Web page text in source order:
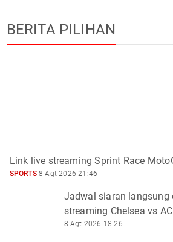
BERITA PILIHAN
Link live streaming Sprint Race
SPORTS8 Agt 2026 21:46
Jadwal siaran langsung
streaming Chelsea vs
8 Agt 2026 18:26